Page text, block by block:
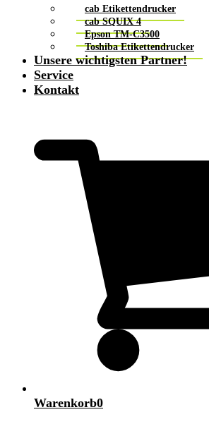
cab Etikettendrucker
cab SQUIX 4
Epson TM-C3500
Toshiba Etikettendrucker
Unsere wichtigsten Partner!
Service
Kontakt
Warenkorb0